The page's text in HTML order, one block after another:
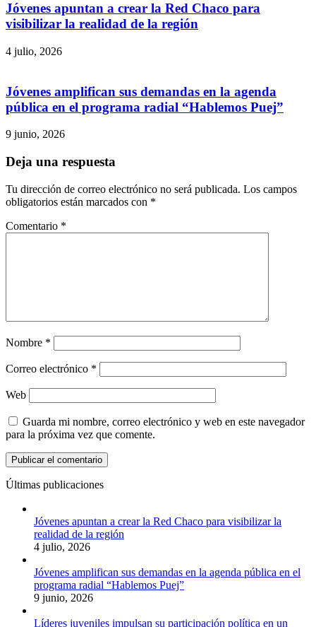
Jóvenes apuntan a crear la Red Chaco para
visibilizar la realidad de la región
4 julio, 2026
Jóvenes amplifican sus demandas en la agenda
pública en el programa radial “Hablemos Puej”
9 junio, 2026
Deja una respuesta
Tu dirección de correo electrónico no será publicada. Los campos
obligatorios están marcados con *
Comentario *
Nombre *
Correo electrónico *
Web
Guarda mi nombre, correo electrónico y web en este navegador
para la próxima vez que comente.
Últimas publicaciones
Jóvenes apuntan a crear la Red Chaco para visibilizar la
realidad de la región
4 julio, 2026
Jóvenes amplifican sus demandas en la agenda pública en el
programa radial “Hablemos Puej”
9 junio, 2026
Líderes juveniles impulsan su participación política en un